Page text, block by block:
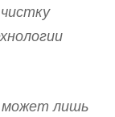
может лишь